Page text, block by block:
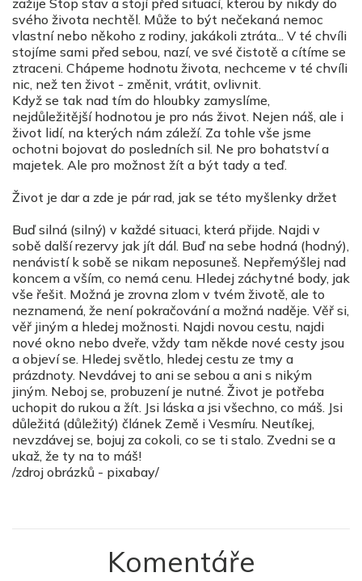
zažije Stop stav a stojí před situací, kterou by nikdy do
svého života nechtěl. Může to být nečekaná nemoc
vlastní nebo někoho z rodiny, jakákoli ztráta... V té chvíli
stojíme sami před sebou, nazí, ve své čistotě a cítíme se
ztraceni. Chápeme hodnotu života, nechceme v té chvíli
nic, než ten život - změnit, vrátit, ovlivnit.
Když se tak nad tím do hloubky zamyslíme,
nejdůležitější hodnotou je pro nás život. Nejen náš, ale i
život lidí, na kterých nám záleží. Za tohle vše jsme
ochotni bojovat do posledních sil. Ne pro bohatství a
majetek. Ale pro možnost žít a být tady a teď.
Život je dar a zde je pár rad, jak se této myšlenky držet
Buď silná (silný) v každé situaci, která přijde. Najdi v
sobě další rezervy jak jít dál. Buď na sebe hodná (hodný),
nenávistí k sobě se nikam neposuneš. Nepřemýšlej nad
koncem a vším, co nemá cenu. Hledej záchytné body, jak
vše řešit. Možná je zrovna zlom v tvém životě, ale to
neznamená, že není pokračování a možná naděje. Věř si,
věř jiným a hledej možnosti. Najdi novou cestu, najdi
nové okno nebo dveře, vždy tam někde nové cesty jsou
a objeví se. Hledej světlo, hledej cestu ze tmy a
prázdnoty. Nevdávej to ani se sebou a ani s nikým
jiným. Neboj se, probuzení je nutné. Život je potřeba
uchopit do rukou a žít. Jsi láska a jsi všechno, co máš. Jsi
důležitá (důležitý) článek Země i Vesmíru. Neutíkej,
nevzdávej se, bojuj za cokoli, co se ti stalo. Zvedni se a
ukaž, že ty na to máš!
/zdroj obrázků - pixabay/
Komentáře